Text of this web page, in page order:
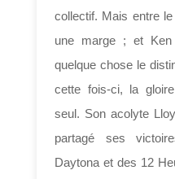
collectif. Mais entre
une marge ; et
quelque chose le
cette fois-ci, la
seul. Son acolyte
partagé ses
Daytona et des 12